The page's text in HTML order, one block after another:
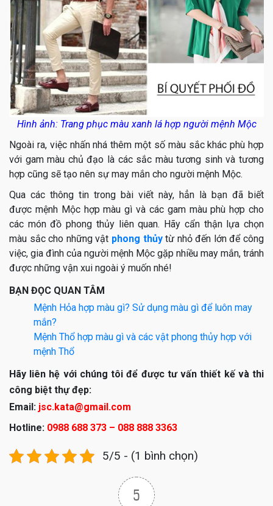
Hình ảnh: Trang phục màu xanh lá hợp người mệnh Mộc
Ngoài ra, việc nhấn nhá thêm một số màu sắc khác phù hợp
với gam màu chủ đạo là các sắc màu tương sinh và tương
hợp cũng sẽ tạo nên sự may mắn cho người mệnh Mộc.
Qua các thông tin trong bài viết này, hẳn là bạn đã biết
được mệnh Mộc hợp màu gì và các gam màu phù hợp cho
các món đồ phong thủy liên quan. Hãy cẩn thận lựa chọn
màu sắc cho những vật phong thủytừ nhỏ đến lớn để công
việc, gia đình của người mệnh Mộc gặp nhiều may mắn, tránh
được những vận xui ngoài ý muốn nhé!
BẠN ĐỌC QUAN TÂM
Mệnh Hỏa hợp màu gì? Sử dụng màu gì để luôn may
mắn?
Mệnh Thổ hợp màu gì và các vật phong thủy hợp với
mệnh Thổ
Hãy liên hệ với chúng tôi để được tư vấn thiết kế và thi
công biệt thự đẹp:
Email: jsc.kata@gmail.com
Hotline: 0988 688 373 – 088 888 3363
5/5 - (1 bình chọn)
5